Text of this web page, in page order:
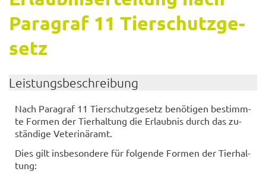
Pa­ra­graf 11 Tier­schutz­ge­
setz
Leis­tungs­be­schrei­bung
Nach Pa­ra­graf 11 Tier­schutz­ge­setz be­nö­ti­gen be­stimm­
te For­men der Tier­hal­tung die Er­laub­nis durch das zu­
stän­di­ge Ve­te­ri­när­amt.
Dies gilt ins­be­son­de­re für fol­gen­de For­men der Tier­hal­
tung: